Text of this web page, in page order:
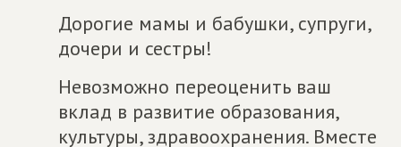
Дорогие мамы и бабушки, супруги,
дочери и сестры!
Невозможно переоценить ваш
вклад в развитие образования,
культуры, здравоохранения. Вместе